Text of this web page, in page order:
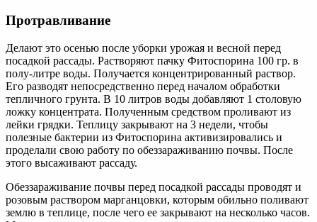
Протравливание
Делают это осенью после уборки урожая и весной перед
посадкой рассады. Растворяют пачку Фитоспорина 100 гр. в
полу-литре воды. Получается концентрированный раствор.
Его разводят непосредственно перед началом обработки
тепличного грунта. В 10 литров воды добавляют 1 столовую
ложку концентрата. Полученным средством проливают из
лейки грядки. Теплицу закрывают на 3 недели, чтобы
полезные бактерии из Фитоспорина активизировались и
проделали свою работу по обеззараживанию почвы. После
этого высаживают рассаду.
Обеззараживание почвы перед посадкой рассады проводят и
розовым раствором марганцовки, которым обильно поливают
землю в теплице, после чего ее закрывают на несколько часов.